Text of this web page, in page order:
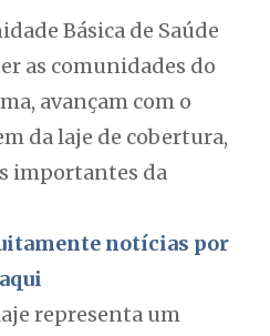
Básica de Saúde
as comunidades do
avançam com o
da laje de cobertura,
importantes da
notícias por
representa um